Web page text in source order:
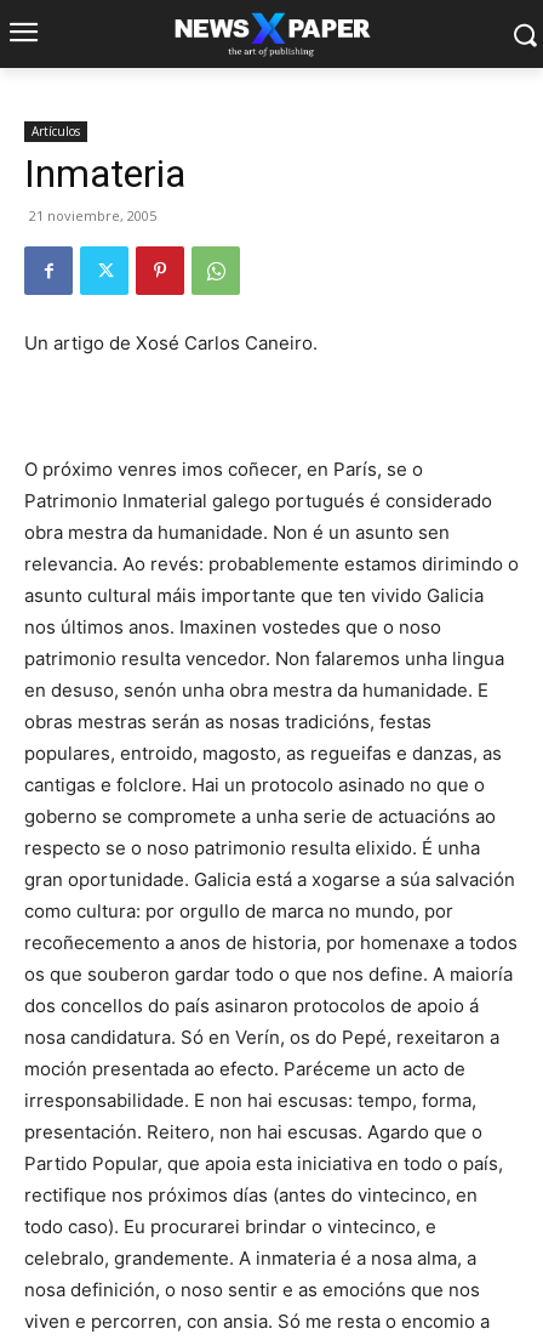
Artículos
Inmateria
21 noviembre, 2005
Un artigo de Xosé Carlos Caneiro.
O próximo venres imos coñecer, en París, se o
Patrimonio Inmaterial galego portugués é considerado
obra mestra da humanidade. Non é un asunto sen
relevancia. Ao revés: probablemente estamos dirimindo o
asunto cultural máis importante que ten vivido Galicia
nos últimos anos. Imaxinen vostedes que o noso
patrimonio resulta vencedor. Non falaremos unha lingua
en desuso, senón unha obra mestra da humanidade. E
obras mestras serán as nosas tradicións, festas
populares, entroido, magosto, as regueifas e danzas, as
cantigas e folclore. Hai un protocolo asinado no que o
goberno se compromete a unha serie de actuacións ao
respecto se o noso patrimonio resulta elixido. É unha
gran oportunidade. Galicia está a xogarse a súa salvación
como cultura: por orgullo de marca no mundo, por
recoñecemento a anos de historia, por homenaxe a todos
os que souberon gardar todo o que nos define. A maioría
dos concellos do país asinaron protocolos de apoio á
nosa candidatura. Só en Verín, os do Pepé, rexeitaron a
moción presentada ao efecto. Paréceme un acto de
irresponsabilidade. E non hai escusas: tempo, forma,
presentación. Reitero, non hai escusas. Agardo que o
Partido Popular, que apoia esta iniciativa en todo o país,
rectifique nos próximos días (antes do vintecinco, en
todo caso). Eu procurarei brindar o vintecinco, e
celebralo, grandemente. A inmateria é a nosa alma, a
nosa definición, o noso sentir e as emocións que nos
viven e percorren, con ansia. Só me resta o encomio a